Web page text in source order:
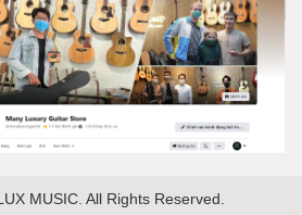
MUSIC. All Rights Reserved.